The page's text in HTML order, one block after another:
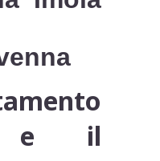
e il